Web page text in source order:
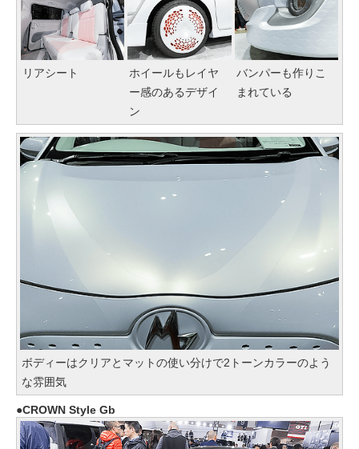
リアシート
ホイールもレイヤ
ー感のあるデザイ
ン
バンパーも作りこ
まれている
ボディーはクリアとマットの使い分けで2トーンカラーのよう
な雰囲気
CROWN Style Gb